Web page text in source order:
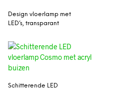
Design vloerlamp met
LED’s, transparant
Schitterende LED